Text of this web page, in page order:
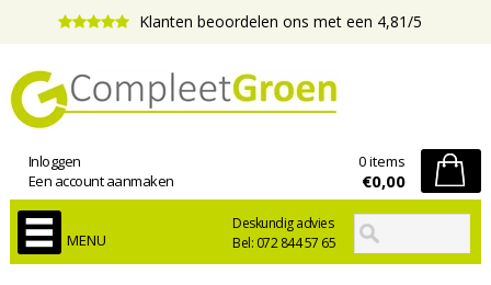
Klanten beoordelen ons met een 4,81/5
Deskundig advies
Bel: 072 844 57 65
Inloggen
Een account aanmaken
0 items
€0,00
MENU